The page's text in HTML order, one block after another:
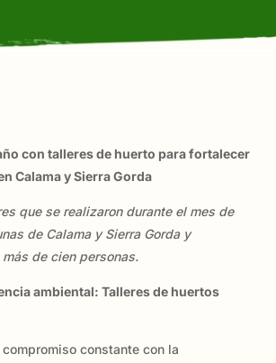
con talleres de huerto para fortalecer
Calama y Sierra Gorda
que se realizaron durante el mes de
de Calama y Sierra Gorda y
de cien personas.
ambiental: Talleres de huertos
constante con la